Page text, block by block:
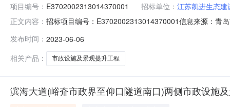
项目编号： E3702002313014370001 招标单位： 江苏凯进生态建
正文内容： 招标项目编号：E3702002313014370001信息来源：青
记录内容投标人名称:江苏凯进生态建设有限公司,报价
发布时间： 2023-06-06
相关产品：
市政设施及景观提升工程
滨海大道(峪夼市政界至仰口隧道南口)两侧市政设施